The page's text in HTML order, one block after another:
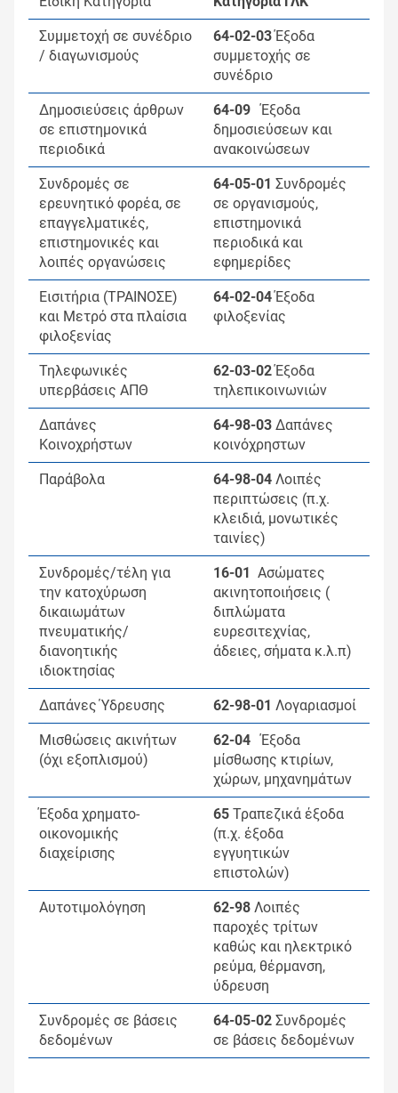
Συμμετοχή σε συνέδριο
/ διαγωνισμούς
64-02-03Έξοδα
συμμετοχής σε
συνέδριο
Δημοσιεύσεις άρθρων
σε επιστημονικά
περιοδικά
64-09 Έξοδα
δημοσιεύσεων και
ανακοινώσεων
Συνδρομές σε
ερευνητικό φορέα, σε
επαγγελματικές,
επιστημονικές και
λοιπές οργανώσεις
64-05-01 Συνδρομές
σε οργανισμούς,
επιστημονικά
περιοδικά και
εφημερίδες
Εισιτήρια (ΤΡΑΙΝΟΣΕ)
και Μετρό στα πλαίσια
φιλοξενίας
64-02-04Έξοδα
φιλοξενίας
Τηλεφωνικές
υπερβάσεις ΑΠΘ
62-03-02Έξοδα
τηλεπικοινωνιών
Δαπάνες
Κοινοχρήστων
64-98-03 Δαπάνες
κοινόχρηστων
Παράβολα 64-98-04 Λοιπές
περιπτώσεις (π.χ.
κλειδιά, μονωτικές
ταινίες)
Συνδρομές/τέλη για
την κατοχύρωση
δικαιωμάτων
πνευματικής/
διανοητικής
ιδιοκτησίας
16-01 Ασώματες
ακινητοποιήσεις (
διπλώματα
ευρεσιτεχνίας,
άδειες, σήματα κ.λ.π)
Δαπάνες Ύδρευσης 62-98-01 Λογαριασμοί
Mισθώσεις ακινήτων
(όχι εξοπλισμού)
62-04 Έξοδα
μίσθωσης κτιρίων,
χώρων, μηχανημάτων
Έξοδα χρηματο-
οικονομικής
διαχείρισης
65 Τραπεζικά έξοδα
(π.χ. έξοδα
εγγυητικών
επιστολών)
Αυτοτιμολόγηση 62-98 Λοιπές
παροχές τρίτων
καθώς και ηλεκτρικό
ρεύμα, θέρμανση,
ύδρευση
Συνδρομές σε βάσεις
δεδομένων
64-05-02 Συνδρομές
σε βάσεις δεδομένων